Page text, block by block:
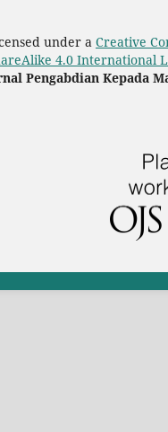
under a Creative
4.0 International
Pengabdian Kepada